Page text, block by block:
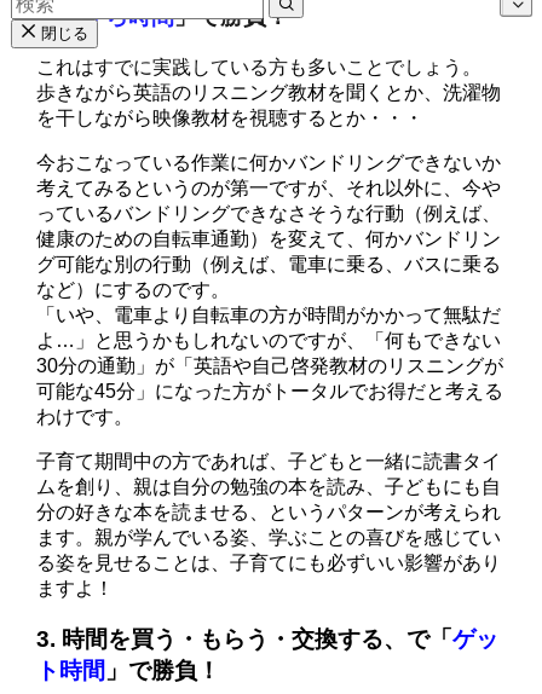
「ながら時間」で勝負！
これはすでに実践している方も多いことでしょう。
歩きながら英語のリスニング教材を聞くとか、洗濯物
を干しながら映像教材を視聴するとか・・・
今おこなっている作業に何かバンドリングできないか
考えてみるというのが第一ですが、それ以外に、今や
っているバンドリングできなさそうな行動 （例えば、
健康のための自転車通勤）を変えて、何かバンドリン
グ可能な別の行動（例えば、電車に乗る、バスに乗る
など）にするのです。
「いや、電車より自転車の方が時間がかかって無駄だ
よ…」と思うかもしれないのですが、「何もできない
30分の通勤」が「英語や自己啓発教材のリスニングが
可能な45分」になった方がトータルでお得だと考える
わけです。
子育て期間中の方であれば、子どもと一緒に読書タイ
ム を創り、親は自分の勉強の本を読み、子どもにも自
分の好きな本を読ませる、というパターンが考えられ
ます。親が学んでいる姿、学ぶことの喜びを感じてい
る姿を見せることは、子育てにも必ずいい影響があり
ますよ！
3. 時間を買う・もらう・交換する、で「ゲッ
ト時間 」で勝負！
閉じる